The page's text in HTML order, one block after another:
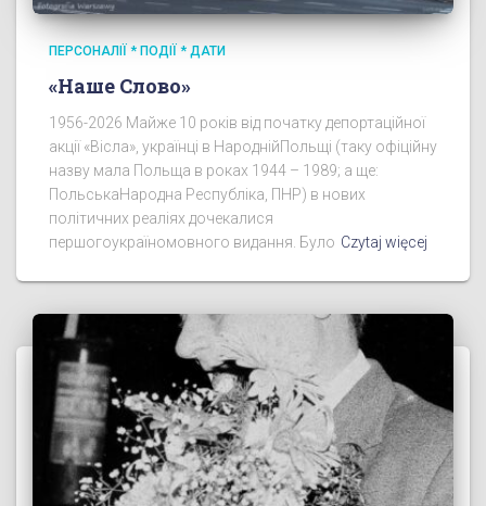
ПЕРСОНАЛІЇ * ПОДІЇ * ДАТИ
«Наше Слово»
1956-2026 Майже 10 років від початку депортаційної
акції «Вісла», українці в НароднійПольщі (таку офіційну
назву мала Польща в роках 1944 – 1989; а ще:
ПольськаНародна Республіка, ПНР) в нових
політичних реаліях дочекалися
першогоукраїномовного видання. Було Czytaj więcej